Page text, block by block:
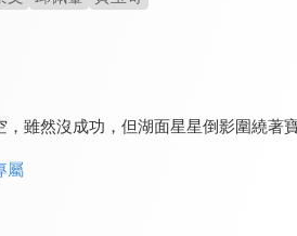
雖然沒成功，但湖面星星倒影圍繞著
屬